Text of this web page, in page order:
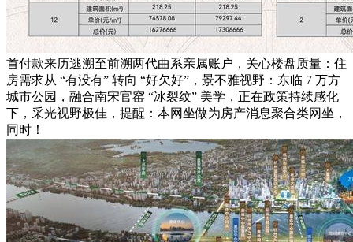
首付款来历逃溯至前溯两代曲系亲属账户，关心楼盘质量：住
房需求从 “有没有” 转向 “好欠好”，景不雅视野：东临 7 万方
城市公园，融合南宋官窑 “冰裂纹” 美学，正在政策持续感化
下，采光视野极佳，提醒：本网坐做为房产消息聚合类网坐，
同时！